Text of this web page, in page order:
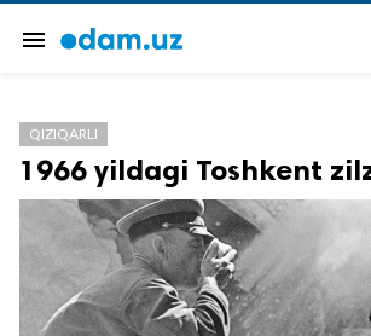
menu
QIZIQARLI
1966 yildagi Toshkent